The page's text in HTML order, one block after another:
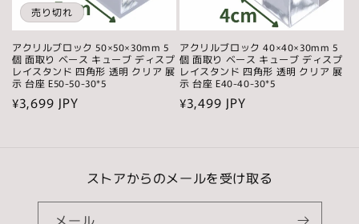
売り切れ
アクリルブロック 50×50×30mm 5
個 面取り ベース キューブ ディスプ
レイスタンド 四角形 透明 クリア 展
示 台座 E50-50-30*5
通
¥3,699 JPY
アクリルブロック 40×40×30mm 5
個 面取り ベース キューブ ディスプ
レイスタンド 四角形 透明 クリア 展
示 台座 E40-40-30*5
通
¥3,499 JPY
ストアからのメールを受け取る
メール